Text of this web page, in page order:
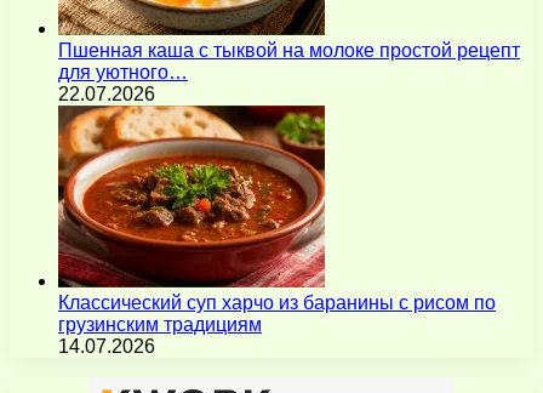
Пшенная каша с тыквой на молоке простой рецепт
для уютного…
22.07.2026
Классический суп харчо из баранины с рисом по
грузинским традициям
14.07.2026